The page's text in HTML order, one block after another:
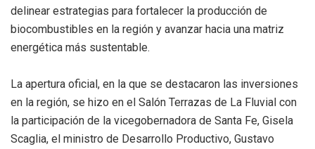
delinear estrategias para fortalecer la producción de
biocombustibles en la región y avanzar hacia una matriz
energética más sustentable.
La apertura oficial, en la que se destacaron las inversiones
en la región, se hizo en el Salón Terrazas de La Fluvial con
la participación de la vicegobernadora de Santa Fe, Gisela
Scaglia, el ministro de Desarrollo Productivo, Gustavo